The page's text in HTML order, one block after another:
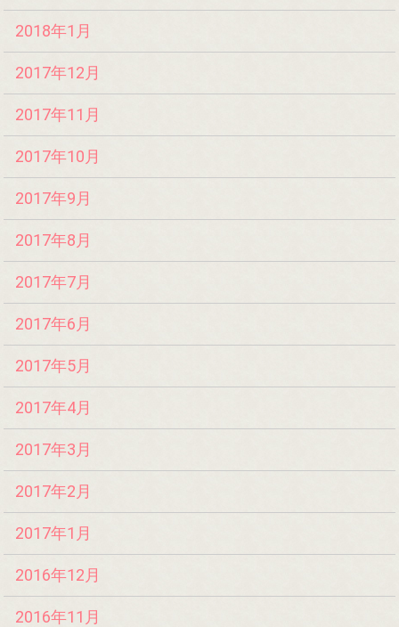
2018年1月
2017年12月
2017年11月
2017年10月
2017年9月
2017年8月
2017年7月
2017年6月
2017年5月
2017年4月
2017年3月
2017年2月
2017年1月
2016年12月
2016年11月